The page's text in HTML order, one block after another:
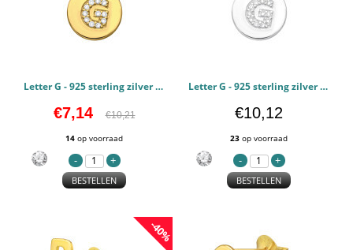
Letter G - 925 sterling zilver Hangers Zirconia PCJW46509
€7,14 €10,21
14 op voorraad
BESTELLEN
Letter G - 925 sterling zilver Hangers Zirconia PCJW46508
€10,12
23 op voorraad
BESTELLEN
-40%